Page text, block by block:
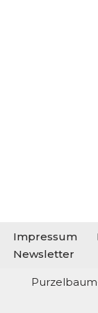
Impressum
Newsletter